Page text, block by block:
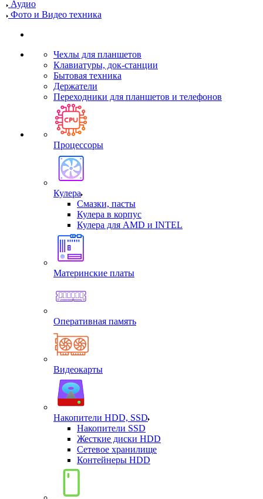
Аудио
Фото и Видео техника
Чехлы для планшетов
Клавиатуры, док-станции
Бытовая техника
Держатели
Переходники для планшетов и телефонов
Процессоры
Кулера
Смазки, пасты
Кулера в корпус
Кулера для AMD и INTEL
Материнские платы
Оперативная память
Видеокарты
Накопители HDD, SSD
Накопители SSD
Жесткие диски HDD
Сетевое хранилище
Контейнеры HDD